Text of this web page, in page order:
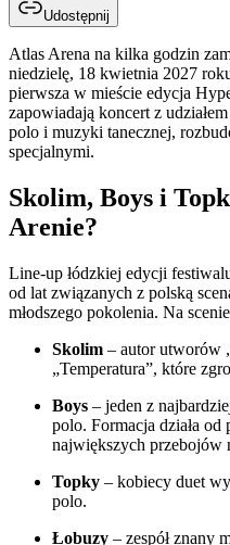
Udostępnij
Atlas Arena na kilka godzin
niedzielę, 18 kwietnia 2027
pierwsza w mieście edycja
zapowiadają koncert z
polo i muzyki tanecznej,
specjalnymi.
Skolim, Boys i
Arenie?
Line-up łódzkiej edycji
od lat związanych z polską
młodszego pokolenia. Na
Skolim – autor utworów
„Temperatura”, które
Boys – jeden z
polo. Formacja działa od
największych przebojów
Topky – kobiecy duet
polo.
Łobuzy – zespół znany